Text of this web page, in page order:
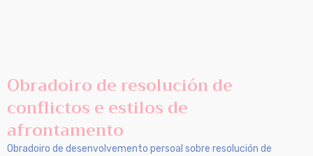
Obradoiro de resolución de
conflictos e estilos de
afrontamento
Obradoiro de desenvolvemento persoal sobre resolución de